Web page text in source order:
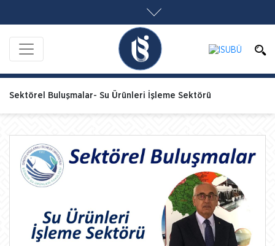
Sektörel Buluşmalar- Su Ürünleri İşleme Sektörü